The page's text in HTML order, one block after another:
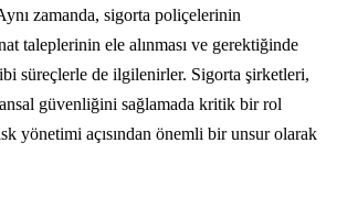
zamanda, sigorta poliçelerinin
taleplerinin ele alınması ve gerektiğinde
süreçlerle de ilgilenirler. Sigorta şirketleri,
güvenliğini sağlamada kritik bir rol
yönetimi açısından önemli bir unsur olarak